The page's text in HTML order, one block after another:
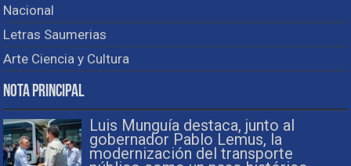
Nacional
Letras Saumerias
Arte Ciencia y Cultura
Nota Principal
Luis Munguía destaca, junto al
gobernador Pablo Lemus, la
modernización del transporte